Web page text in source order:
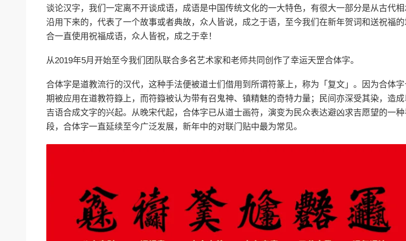
谈论汉字，我们一定离不开谈成语，成语是中国传统文化的一大特色，有很大一部分是从古代
沿用下来的，代表了一个故事或者典故，众人皆说，成之于语，至今我们在新年贺词和送祝福的
合一直使用祝福成语，众人皆祝，成之于幸！
从2019年5月开始至今我们团队联合多名艺术家和老师共同创作了幸运天罡合体字。
合体字是道教流行的汉代，这种手法便被道士们借用到所谓符篆上，称为「复文」。因为合体字
期被应用在道教符籙上，而符籙被认为带有召鬼神、镇精魅的奇特力量；民间亦深受其染，造成
吉语合成文字的兴起。从晚宋代起，合体字已从道士画符，演变为民众表达避凶求吉愿望的一
段，合体字一直延续至今广泛发展，新年中的对联门贴中最为常见。